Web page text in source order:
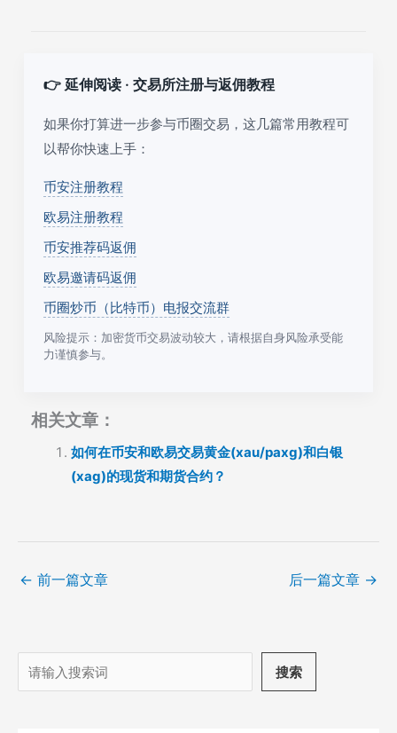
👉 延伸阅读 · 交易所注册与返佣教程
如果你打算进一步参与币圈交易，这几篇常用教程可
以帮你快速上手：
币安注册教程
欧易注册教程
币安推荐码返佣
欧易邀请码返佣
币圈炒币（比特币）电报交流群
风险提示：加密货币交易波动较大，请根据自身风险承受能
力谨慎参与。
相关文章：
如何在币安和欧易交易黄金(xau/paxg)和白银
(xag)的现货和期货合约？
← 前一篇文章 后一篇文章 →
搜
索
搜索